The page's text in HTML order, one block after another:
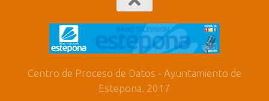
Centro de Proceso de Datos - Ayuntamiento de
Estepona. 2017